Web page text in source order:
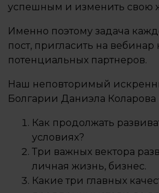
успешным и изменить свою
Именно поэтому задача
пост, пригласить на
потенциальных партнеров.
Наш неповторимый
Болгарии Даниэла Коларова
Как продолжать
условиях?
Три важных вектора
личная жизнь, бизнес.
Какие три главных